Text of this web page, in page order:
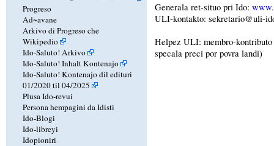
Progreso
Ad~avane
Arkivo di Progreso che
Wikipedio
Ido-Saluto! Arkivo
Ido-Saluto! Inhalt Kontenajo
Ido-Saluto! Kontenajo dil edituri
01/2020 til 04/2025
Plusa Ido-revui
Persona hempagini da Idisti
Ido-Blogi
Ido-libreyi
Idopioniri
Generala ret-situo pri Ido:
ULI-kontakto: sekretario@uli-
Helpez ULI: membro-kontributo
specala preci por povra landi)